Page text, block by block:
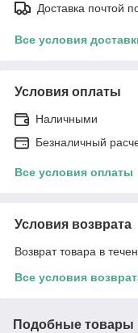
Доставка почтой
Все условия
Условия оплаты
Наличными
Безналичный
Все условия оплаты
Условия возврата
Возврат товара в
Все условия
Подобные товары